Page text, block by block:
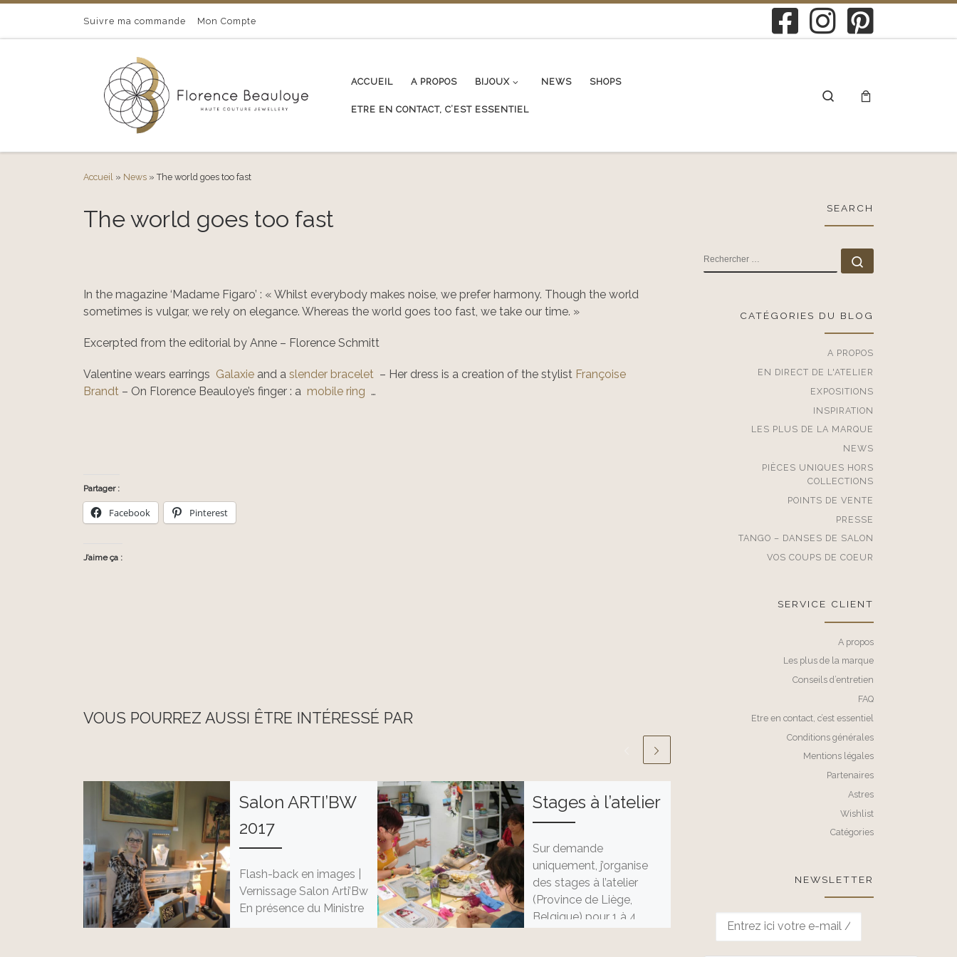
Passer au contenuSuivre ma commande Mon Compte
ACCUEIL A PROPOS BIJOUX NEWS SHOPS
ETRE EN CONTACT, C’EST ESSENTIEL
Search
Accueil » News » The world goes too fast
The world goes too fast
In the magazine ‘Madame Figaro’ : « Whilst everybody makes noise, we prefer harmony. Though the world
sometimes is vulgar, we rely on elegance. Whereas the world goes too fast, we take our time. »
Excerpted from the editorial by Anne – Florence Schmitt
Valentine wears earrings Galaxie and a slender bracelet – Her dress is a creation of the stylist Françoise
Brandt – On Florence Beauloye’s finger : a mobile ring …
Partager :
Facebook Pinterest
J’aime ça :
VOUS POURREZ AUSSI ÊTRE INTÉRESSÉ PAR
Salon ARTI’BW
2017
Flash-back en images |
Vernissage Salon Arti’Bw
En présence du Ministre
Willy Borsu, Philippe
Stages à l’atelier
Sur demande
uniquement, j’organise
des stages à l’atelier
(Province de Liège,
Belgique) pour 1 à 4
Micro-rocailles
petit m’attire et je suis
comblée par ces
Après avoir été utilisées
SEARCH
RECHERCHER
CATÉGORIES DU BLOG
A PROPOS
EN DIRECT DE L'ATELIER
EXPOSITIONS
INSPIRATION
LES PLUS DE LA MARQUE
NEWS
PIÈCES UNIQUES HORS
COLLECTIONS
POINTS DE VENTE
PRESSE
TANGO – DANSES DE SALON
VOS COUPS DE COEUR
SERVICE CLIENT
A propos
Les plus de la marque
Conseils d’entretien
FAQ
Etre en contact, c’est essentiel
Conditions générales
Mentions légales
Partenaires
Astres
Wishlist
Catégories
NEWSLETTER